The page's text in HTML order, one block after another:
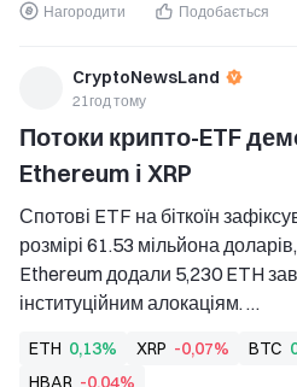
Нагородити Подобається
CryptoNewsLand
21год тому
Потоки крипто-ETF
Ethereum і XRP
Спотові ETF на біткоїн
розмірі 61.53 мільйона
Ethereum додали 5,230 ETH
інституційним алокаціям.
надходжень, що відображає
ETH 0,13% XRP -0,07% BTC
HBAR -0,04%